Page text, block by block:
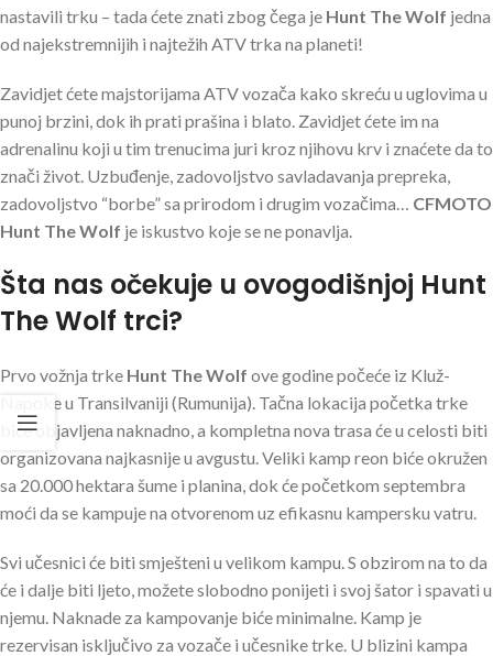
nastavili trku – tada ćete znati zbog čega je Hunt The Wolf jedna
od najekstremnijih i najtežih ATV trka na planeti!
Zavidjet ćete majstorijama ATV vozača kako skreću u uglovima u
punoj brzini, dok ih prati prašina i blato. Zavidjet ćete im na
adrenalinu koji u tim trenucima juri kroz njihovu krv i znaćete da to
znači život. Uzbuđenje, zadovoljstvo savladavanja prepreka,
zadovoljstvo “borbe” sa prirodom i drugim vozačima… CFMOTO
Hunt The Wolf je iskustvo koje se ne ponavlja.
Šta nas očekuje u ovogodišnjoj Hunt
The Wolf trci?
Prvo vožnja trke Hunt The Wolf ove godine počeće iz Kluž-
Napoke u Transilvaniji (Rumunija). Tačna lokacija početka trke
biće objavljena naknadno, a kompletna nova trasa će u celosti biti
organizovana najkasnije u avgustu. Veliki kamp reon biće okružen
sa 20.000 hektara šume i planina, dok će početkom septembra
moći da se kampuje na otvorenom uz efikasnu kampersku vatru.
Svi učesnici će biti smješteni u velikom kampu. S obzirom na to da
će i dalje biti ljeto, možete slobodno ponijeti i svoj šator i spavati u
njemu. Naknade za kampovanje biće minimalne. Kamp je
rezervisan isključivo za vozače i učesnike trke. U blizini kampa